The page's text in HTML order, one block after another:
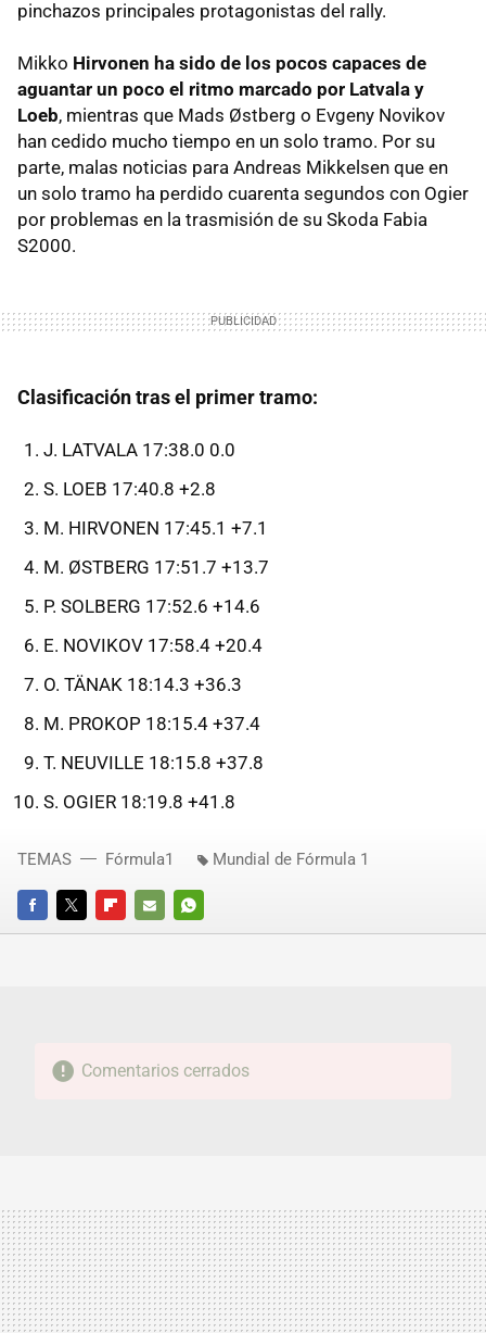
pinchazos principales protagonistas del rally.
Mikko Hirvonen ha sido de los pocos capaces de
aguantar un poco el ritmo marcado por Latvala y
Loeb, mientras que Mads Østberg o Evgeny Novikov
han cedido mucho tiempo en un solo tramo. Por su
parte, malas noticias para Andreas Mikkelsen que en
un solo tramo ha perdido cuarenta segundos con Ogier
por problemas en la trasmisión de su Skoda Fabia
S2000.
Clasificación tras el primer tramo:
J. LATVALA 17:38.0 0.0
S. LOEB 17:40.8 +2.8
M. HIRVONEN 17:45.1 +7.1
M. ØSTBERG 17:51.7 +13.7
P. SOLBERG 17:52.6 +14.6
E. NOVIKOV 17:58.4 +20.4
O. TÄNAK 18:14.3 +36.3
M. PROKOP 18:15.4 +37.4
T. NEUVILLE 18:15.8 +37.8
S. OGIER 18:19.8 +41.8
FACEBOOKTWITTERFLIPBOARD
E-
WHATSAPP
TEMAS Fórmula1 Mundial de Fórmula 1
Comentarios cerrados